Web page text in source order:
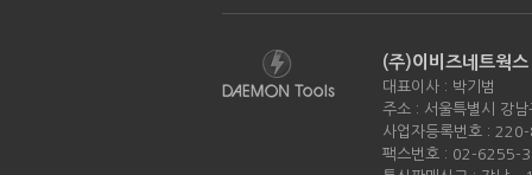
(주)이비즈네트웍스
대표이사 : 박기범
주소 : 서울특별시 강
사업자등록번호 :
팩스번호 : 02-6255-